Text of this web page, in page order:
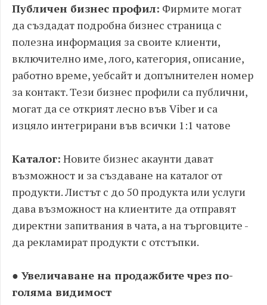
Публичен бизнес профил: Фирмите могат
да създадат подробна бизнес страница с
полезна информация за своите клиенти,
включително име, лого, категория, описание,
работно време, уебсайт и допълнителен номер
за контакт. Тези бизнес профили са публични,
могат да се открият лесно във Viber и са
изцяло интегрирани във всички 1:1 чатове
Каталог: Новите бизнес акаунти дават
възможност и за създаване на каталог от
продукти. Листът с до 50 продукта или услуги
дава възможност на клиентите да отправят
директни запитвания в чата, а на търговците -
да рекламират продукти с отстъпки.
● Увеличаване на продажбите чрез по-
голяма видимост